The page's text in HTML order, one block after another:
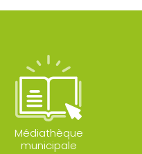
Médiathèque
municipale